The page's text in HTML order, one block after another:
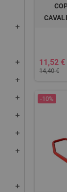
add
add
add
add
add
add
add
add
11,52 €
14,40 €
-10%